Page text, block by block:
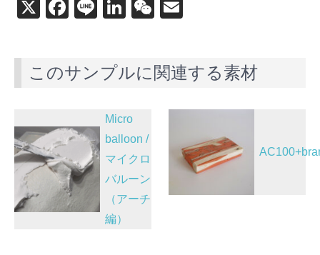
X
F
e
o
o
k
Li
Li
e
n
W
h
このサンプルに関連する素材
投
稿
ナ
ビ
ゲ
Micro
balloon /
マイクロ
バルーン
（アーチ
編）